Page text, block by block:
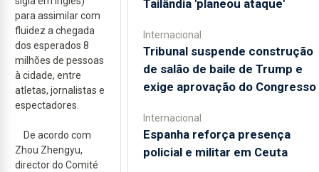
para assimilar com
fluidez a chegada
dos esperados 8
milhões de pessoas
à cidade, entre
atletas, jornalistas e
espectadores.
De acordo com
Zhou Zhengyu,
director do Comité
Tailândia 'planeou ataque'
Internacional
Tribunal suspende construção
de salão de baile de Trump e
exige aprovação do Congresso
Internacional
Espanha reforça presença
policial e militar em Ceuta